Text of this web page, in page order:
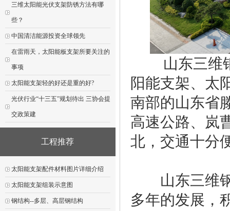
三维太阳能光伏支架防锈方法有哪
些？
中国清洁能源投资全球领先
在雷雨天，太阳能板支架所要关注的
事项
太阳能支架轻的好还是重的好?
光伏行业“十三五”规划待出 三协会提
交政策建
工程推荐
太阳能支架配件材料图片详细介绍
太阳能支架组装示意图
钢结构--多层、高层钢结构
山东三维钢
阳能支架、太
南部的山东省
高速公路、岚
北，交通十分
山东三维钢
多年的发展，